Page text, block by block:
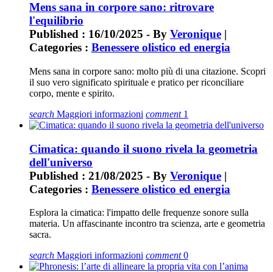
Mens sana in corpore sano: ritrovare
l'equilibrio
Published : 16/10/2025 - By Veronique |
Categories : Benessere olistico ed energia
Mens sana in corpore sano: molto più di una citazione. Scopri
il suo vero significato spirituale e pratico per riconciliare
corpo, mente e spirito.
search Maggiori informazioni comment1
Cimatica: quando il suono rivela la geometria
dell'universo
Published : 21/08/2025 - By Veronique |
Categories : Benessere olistico ed energia
Esplora la cimatica: l'impatto delle frequenze sonore sulla
materia. Un affascinante incontro tra scienza, arte e geometria
sacra.
search Maggiori informazioni comment0